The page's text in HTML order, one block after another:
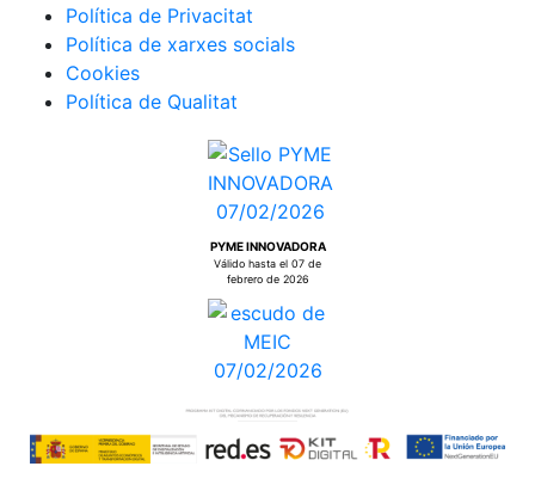
Política de Privacitat
Política de xarxes socials
Cookies
Política de Qualitat
PYME INNOVADORA
Válido hasta el 07 de
febrero de 2026